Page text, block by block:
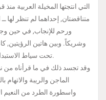
التي انتجتها المخيلة العربية
متناقضتان, إحداهما لم تنظر لها
ورحم للإنجاب, في حين
وشريكاً. وبين هاتين الرؤيتين,
تحت سياط الاستبداد والقمع والتهميش الذكوري الصارخ.
وقد تجسد ذلك في ما قرأناه
الماجن والريبة والاتهام
واسطورة الطرد من النعيم